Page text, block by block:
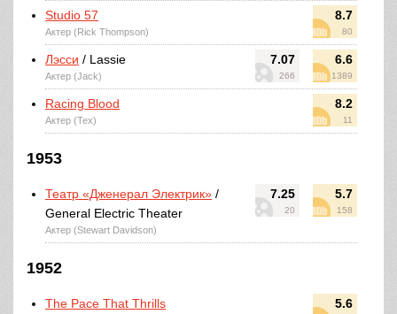
8.7
80
Studio 57
Актер (Rick Thompson)
7.07
266
6.6
1389
Лэсси / Lassie
Актер (Jack)
8.2
11
Racing Blood
Актер (Tex)
1953
7.25
20
5.7
158
Театр «Дженерал Электрик» /
General Electric Theater
Актер (Stewart Davidson)
1952
5.6
The Pace That Thrills